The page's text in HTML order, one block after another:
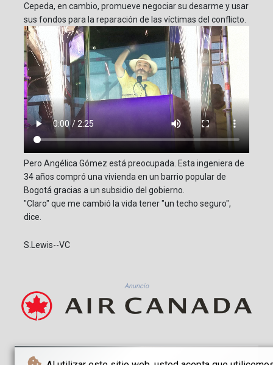
Cepeda, en cambio, promueve negociar su desarme y usar
sus fondos para la reparación de las víctimas del conflicto.
Pero Angélica Gómez está preocupada. Esta ingeniera de
34 años compró una vivienda en un barrio popular de
Bogotá gracias a un subsidio del gobierno.
"Claro" que me cambió la vida tener "un techo seguro",
dice.
S.Lewis--VC
Anuncio